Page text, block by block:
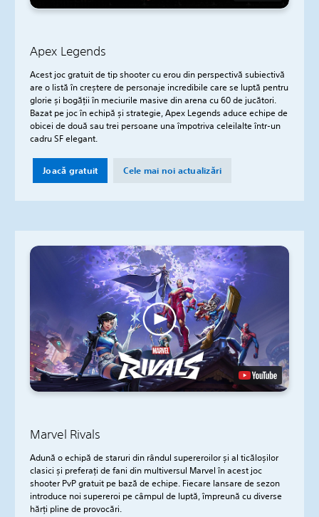
Apex Legends
Acest joc gratuit de tip shooter cu erou din perspectivă subiectivă
are o listă în creștere de personaje incredibile care se luptă pentru
glorie și bogății în meciurile masive din arena cu 60 de jucători.
Bazat pe joc în echipă și strategie, Apex Legends aduce echipe de
obicei de două sau trei persoane una împotriva celeilalte într-un
cadru SF elegant.
Joacă gratuit Cele mai noi actualizări
Marvel Rivals
Adună o echipă de staruri din rândul supereroilor și al ticăloșilor
clasici și preferați de fani din multiversul Marvel în acest joc
shooter PvP gratuit pe bază de echipe. Fiecare lansare de sezon
introduce noi supereroi pe câmpul de luptă, împreună cu diverse
hărți pline de provocări.